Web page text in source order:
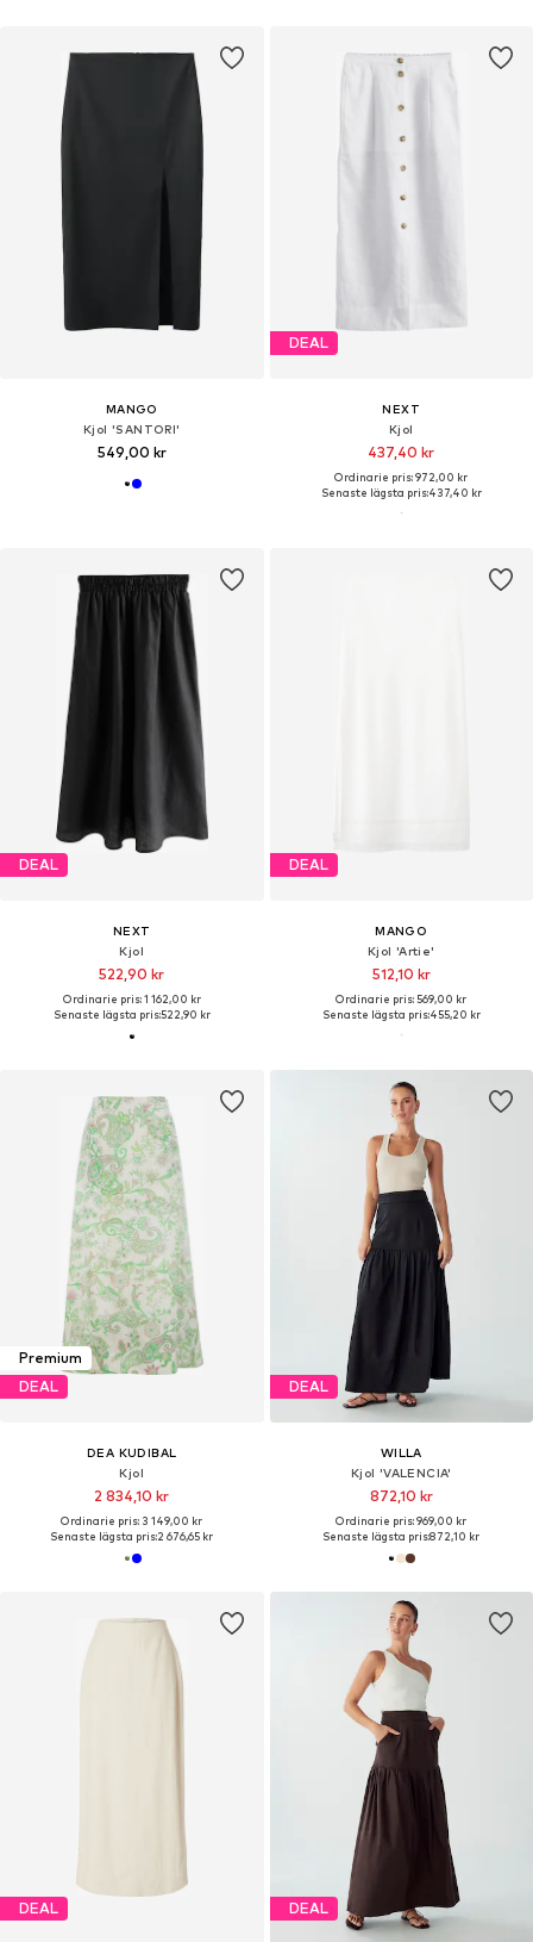
MANGO
Kjol 'SANTORI'
549,00 kr
DEAL
NEXT
Kjol
437,40 kr
Ordinarie pris: 972,00 kr
Senaste lägsta pris:437,40 kr
DEAL
NEXT
Kjol
522,90 kr
Ordinarie pris: 1 162,00 kr
Senaste lägsta pris:522,90 kr
DEAL
MANGO
Kjol 'Artie'
512,10 kr
Ordinarie pris: 569,00 kr
Senaste lägsta pris:455,20 kr
Premium
DEAL
DEA KUDIBAL
Kjol
2 834,10 kr
Ordinarie pris: 3 149,00 kr
Senaste lägsta pris:2 676,65 kr
DEAL
WILLA
Kjol 'VALENCIA'
872,10 kr
Ordinarie pris: 969,00 kr
Senaste lägsta pris:872,10 kr
DEAL DEAL